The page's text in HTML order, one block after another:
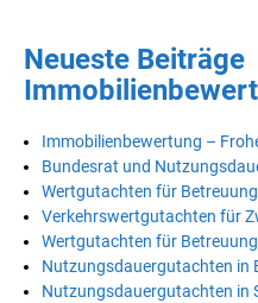
Neueste Beiträge
Immobilienbewertung –
Bundesrat und
Wertgutachten für
Verkehrswertgutachten für
Wertgutachten für
Nutzungsdauergutachten in
Nutzungsdauergutachten in